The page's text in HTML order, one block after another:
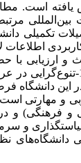
یافته است.
تکمیلی
اطلاعات
و ارزیابی با
کارشناسان اهل‌فن، مشاهده مستقیم محقق، اسناد و اطلاعات موجود در دانشگاه جامع علمی کاربردی. نتایج نشان
این دانشگاه
و فرهنگی) و
دانشگاه‌های